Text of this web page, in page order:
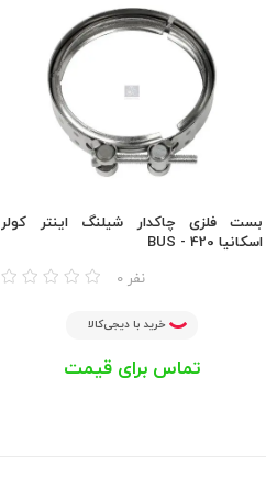
بست فلزی چاکدار شیلنگ اینتر کولر
اسکانیا BUS - 420
0 نفر
خرید با دیجی‌کالا
تماس برای قیمت